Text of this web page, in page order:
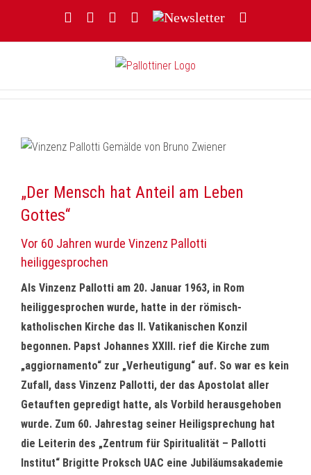
FacebookYouTubeInstagram
Threads
Newsletter
„Der Mensch hat Anteil am Leben
Gottes“
Vor 60 Jahren wurde Vinzenz Pallotti
heiliggesprochen
Als Vinzenz Pallotti am 20. Januar 1963, in Rom
heiliggesprochen wurde, hatte in der römisch-
katholischen Kirche das II. Vatikanischen Konzil
begonnen. Papst Johannes XXIII. rief die Kirche zum
„aggiornamento“ zur „Verheutigung“ auf. So war es kein
Zufall, dass Vinzenz Pallotti, der das Apostolat aller
Getauften gepredigt hatte, als Vorbild herausgehoben
wurde. Zum 60. Jahrestag seiner Heiligsprechung hat
die Leiterin des „Zentrum für Spiritualität – Pallotti
Institut“ Brigitte Proksch UAC eine Jubiläumsakademie